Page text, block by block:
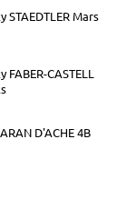
Mars
CASTELL
D'ACHE 4B